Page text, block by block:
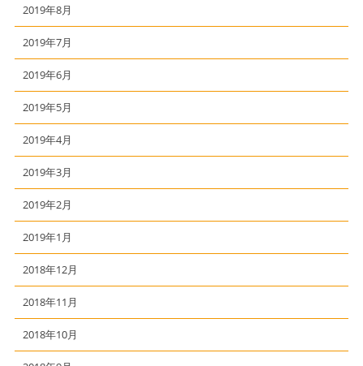
2019年8月
2019年7月
2019年6月
2019年5月
2019年4月
2019年3月
2019年2月
2019年1月
2018年12月
2018年11月
2018年10月